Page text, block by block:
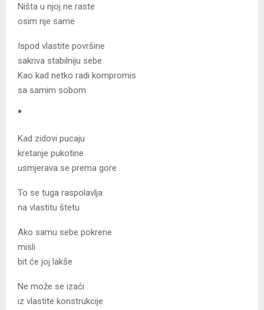
Ništa u njoj ne raste
osim nje same
Ispod vlastite površine
sakriva stabilniju sebe
Kao kad netko radi kompromis
sa samim sobom
*
Kad zidovi pucaju
kretanje pukotine
usmjerava se prema gore
To se tuga raspolavlja
na vlastitu štetu
Ako samu sebe pokrene
misli
bit će joj lakše
Ne može se izaći
iz vlastite konstrukcije